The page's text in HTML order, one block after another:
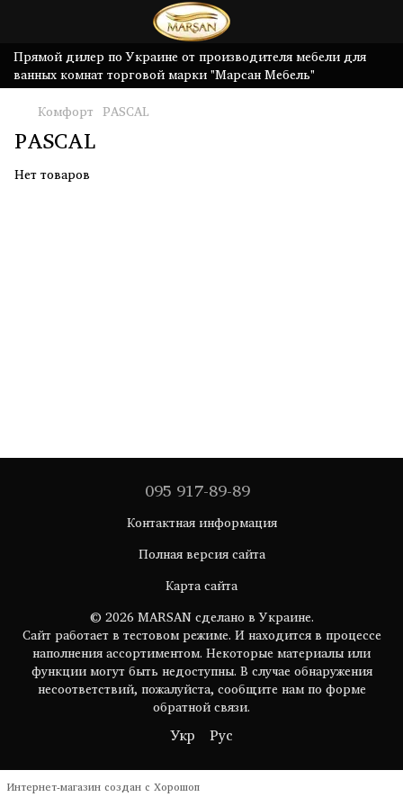
Прямой дилер по Украине от производителя мебели для
ванных комнат торговой марки "Марсан Мебель"
Комфорт PASCAL
PASCAL
Нет товаров
095 917-89-89
Контактная информация
Полная версия сайта
Карта сайта
© 2026 MARSAN сделано в Украине.
Сайт работает в тестовом режиме. И находится в процессе
наполнения ассортиментом. Некоторые материалы или
функции могут быть недоступны. В случае обнаружения
несоответствий, пожалуйста, сообщите нам по форме
обратной связи.
Укр Рус
Интернет-магазин создан с Хорошоп